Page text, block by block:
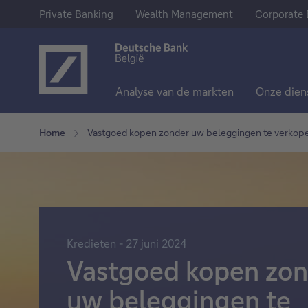
Private Banking Wealth Management Corporate
Analyse van de markten Onze
Trackers
Fondsen
Obligaties
Jobs
Home Vastgoed kopen zonder uw beleggingen te
Kredieten - 27 juni 2024
Vastgoed kopen
uw beleggingen te